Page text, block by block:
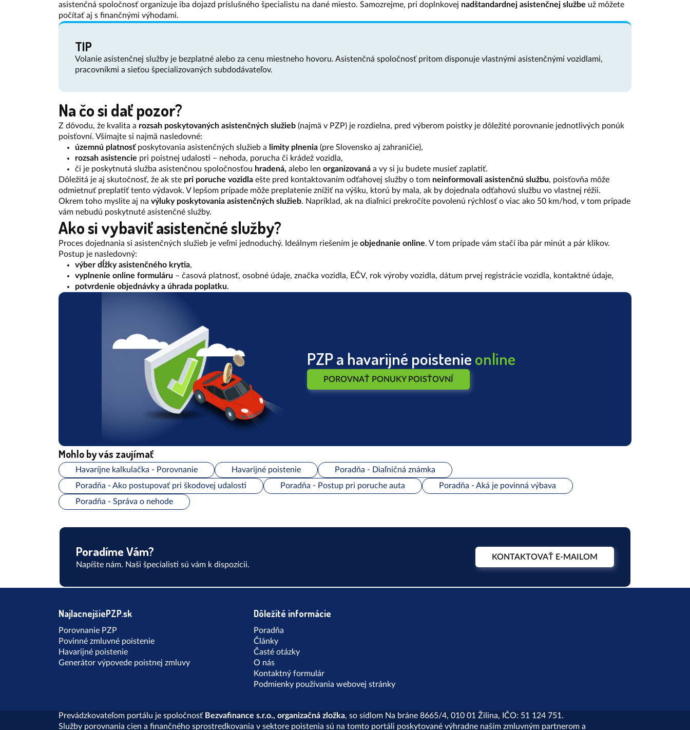
asistenčná spoločnosť organizuje iba dojazd príslušného špecialistu na dané miesto. Samozrejme, pri doplnkovej nadštandardnej asistenčnej službe už môžete
počítať aj s finančnými výhodami.
TIP
Volanie asistenčnej služby je bezplatné alebo za cenu miestneho hovoru. Asistenčná spoločnosť pritom disponuje vlastnými asistenčnými vozidlami,
pracovníkmi a sieťou špecializovaných subdodávateľov.
Na čo si dať pozor?
Z dôvodu, že kvalita a rozsah poskytovaných asistenčných služieb (najmä v PZP) je rozdielna, pred výberom poistky je dôležité porovnanie jednotlivých ponúk
poisťovní. Všímajte si najmä nasledovné:
územnú platnosťposkytovania asistenčných služieb a limity plnenia (pre Slovensko aj zahraničie),
rozsah asistencie pri poistnej udalosti – nehoda, porucha či krádež vozidla,
či je poskytnutá služba asistenčnou spoločnosťou hradená, alebo len organizovaná a vy si ju budete musieť zaplatiť.
Dôležitá je aj skutočnosť, že ak ste pri poruche vozidla ešte pred kontaktovaním odťahovej služby o tom neinformovali asistenčnú službu, poisťovňa môže
odmietnuť preplatiť tento výdavok. V lepšom prípade môže preplatenie znížiť na výšku, ktorú by mala, ak by dojednala odťahovú službu vo vlastnej réžii.
Okrem toho myslite aj na výluky poskytovania asistenčných služieb. Napríklad, ak na diaľnici prekročíte povolenú rýchlosť o viac ako 50 km/hod, v tom prípade
vám nebudú poskytnuté asistenčné služby.
Ako si vybaviť asistenčné služby?
Proces dojednania si asistenčných služieb je veľmi jednoduchý. Ideálnym riešením je objednanie online. V tom prípade vám stačí iba pár minút a pár klikov.
Postup je nasledovný:
výber dĺžky asistenčného krytia,
vyplnenie online formuláru – časová platnosť, osobné údaje, značka vozidla, EČV, rok výroby vozidla, dátum prvej registrácie vozidla, kontaktné údaje,
potvrdenie objednávky a úhrada poplatku.
PZP a havarijné poistenieonline
POROVNAŤ PONUKY POISŤOVNÍ
Mohlo by vás zaujímať
Havaríjne kalkulačka - Porovnanie Havarijné poistenie
Poradňa - Diaľničná známka
Poradňa - Ako postupovať pri škodovej udalosti
Poradňa - Postup pri poruche auta
Poradňa - Aká je povinná výbava
Poradňa - Správa o nehode
Poradíme Vám?
Napíšte nám. Naši špecialisti sú vám k dispozícii.
KONTAKTOVAŤ E-MAILOM
NajlacnejšiePZP.sk
Porovnanie PZP
Povinné zmluvné poistenie
Havarijné poistenie
Generátor výpovede poistnej zmluvy
Dôležité informácie
Poradňa
Články
Časté otázky
O nás
Kontaktný formulár
Podmienky používania webovej stránky
Prevádzkovateľom portálu je spoločnosť Bezvafinance s.r.o., organizačná zložka, so sídlom Na bráne 8665/4, 010 01 Žilina, IČO: 51 124 751.
Služby porovnania cien a finančného sprostredkovania v sektore poistenia sú na tomto portáli poskytované výhradne naším zmluvným partnerom a